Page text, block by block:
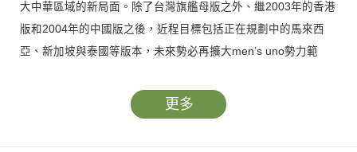
大中華區域的新局面。除了台灣旗艦母版之外、繼2003年的香港
版和2004年的中國版之後，近程目標包括正在規劃中的馬來西
亞、新加坡與泰國等版本，未來勢必再擴大men’s uno勢力範
更多